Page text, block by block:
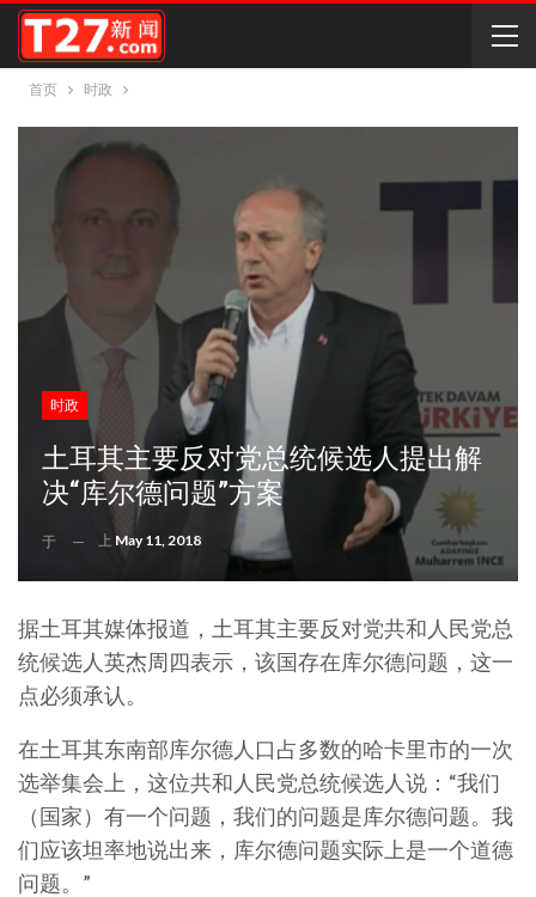
首页 时政
时政
土耳其主要反对党总统候选人提出解
决“库尔德问题”方案
于 上 May 11, 2018
据土耳其媒体报道，土耳其主要反对党共和人民党总
统候选人英杰周四表示，该国存在库尔德问题，这一
点必须承认。
在土耳其东南部库尔德人口占多数的哈卡里市的一次
选举集会上，这位共和人民党总统候选人说：“我们
（国家）有一个问题，我们的问题是库尔德问题。我
们应该坦率地说出来，库尔德问题实际上是一个道德
问题。”